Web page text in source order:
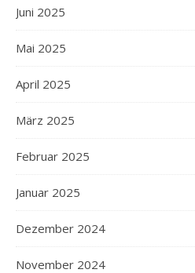
Juni 2025
Mai 2025
April 2025
März 2025
Februar 2025
Januar 2025
Dezember 2024
November 2024